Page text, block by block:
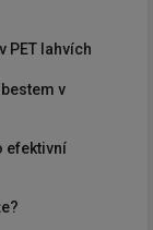
PET lahvích
v
efektivní